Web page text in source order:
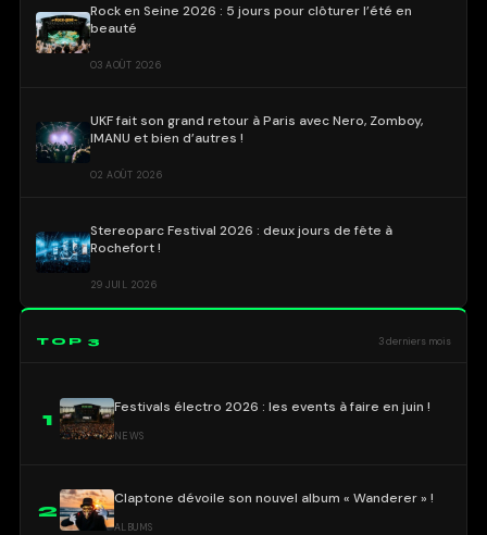
Rock en Seine 2026 : 5 jours pour clôturer l’été en
beauté
03 AOÛT 2026
UKF fait son grand retour à Paris avec Nero, Zomboy,
IMANU et bien d’autres !
02 AOÛT 2026
Stereoparc Festival 2026 : deux jours de fête à
Rochefort !
29 JUIL 2026
TOP 3 3 derniers mois
1
Festivals électro 2026 : les events à faire en juin !
NEWS
2
Claptone dévoile son nouvel album « Wanderer » !
ALBUMS